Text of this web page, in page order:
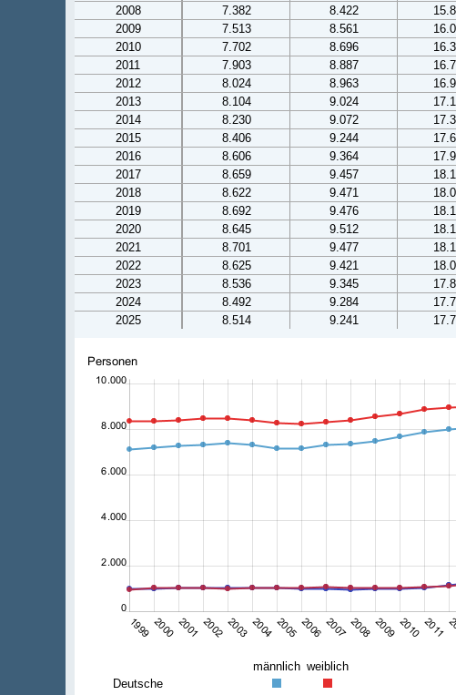
2008
7.382 8.422
2009
7.513 8.561
2010
7.702 8.696
2011
7.903 8.887
2012
8.024 8.963
2013
8.104 9.024
2014
8.230 9.072
2015
8.406 9.244
2016
8.606 9.364
2017
8.659 9.457
2018
8.622 9.471
2019
8.692 9.476
2020
8.645 9.512
2021
8.701 9.477
2022
8.625 9.421
2023
8.536 9.345
2024
8.492 9.284
2025
8.514 9.241
männlich weiblich
Deutsche